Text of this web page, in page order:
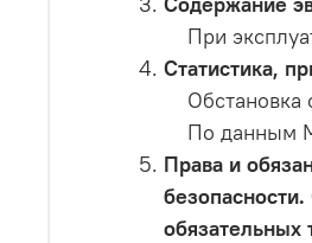
При
Статистика,
Обстановка
По данным
Права и
обязательных